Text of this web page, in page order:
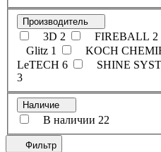
Производитель
3D 2 FIREBALL 2
Glitz 1 KOCH
LeTECH 6 SHINE
3
Наличие
В наличии 22
Фильтр